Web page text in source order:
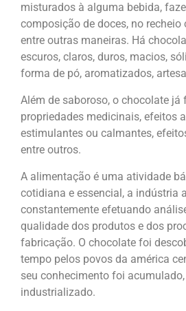
misturados à alguma bebida,
composição de doces, no recheio
entre outras maneiras. Há
escuros, claros, duros, macios,
forma de pó, aromatizados,
Além de saboroso, o chocolate já
propriedades medicinais, efeitos
estimulantes ou calmantes,
entre outros.
A alimentação é uma atividade
cotidiana e essencial, a indústria
constantemente efetuando
qualidade dos produtos e dos
fabricação. O chocolate foi
tempo pelos povos da américa
seu conhecimento foi
industrializado.